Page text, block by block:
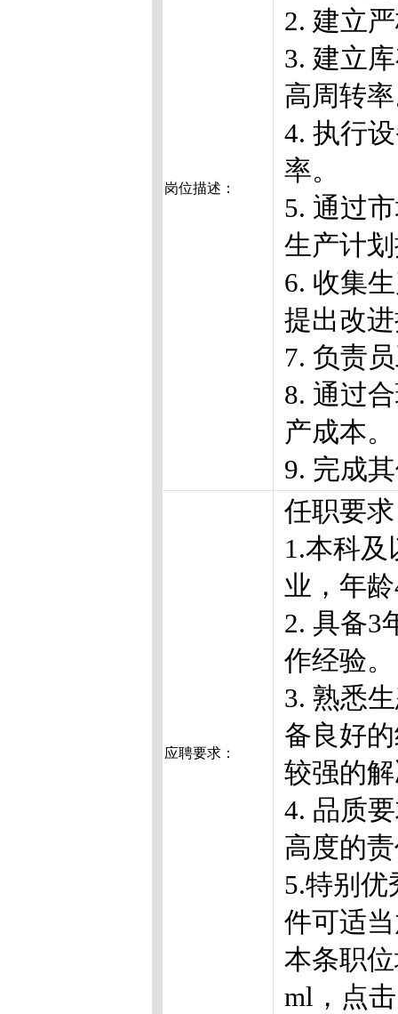
岗位描述：
2. 建立
3. 建立
高周转
4. 执行
率。
5. 通过
生产计
6. 收集
提出改
7. 负责
8. 通过
产成本。
9. 完成
应聘要求：
任职要
1.本科
业，年
2. 具备3
作经验。
3. 熟悉
备良好
较强的
4. 品质
高度的
5.特别
件可适
本条职
ml，点